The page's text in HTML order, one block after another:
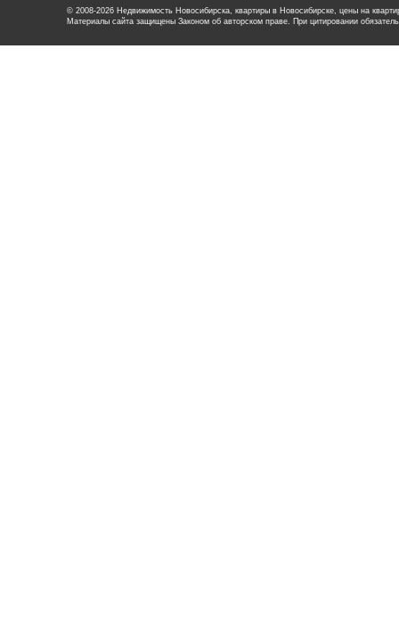
© 2008-2026 Недвижимость Новосибирска, квартиры в Новосибирске, цены на
Материалы сайта защищены Законом об авторском праве. При цитировании